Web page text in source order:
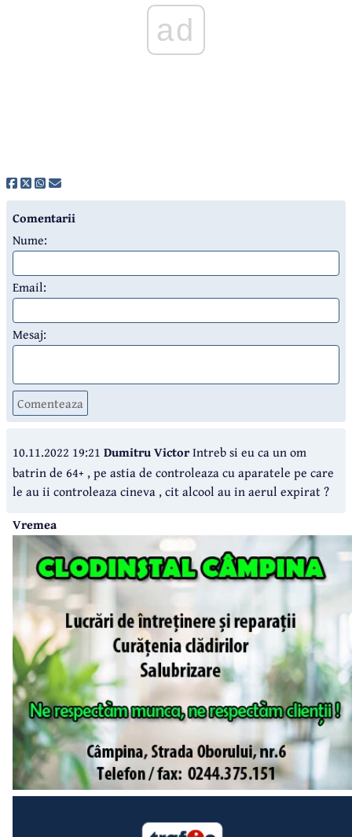
ad
Comentarii
Nume:
Email:
Mesaj:
Comenteaza
10.11.2022 19:21 Dumitru VictorIntreb si eu ca un om
batrin de 64+ , pe astia de controleaza cu aparatele pe care
le au ii controleaza cineva , cit alcool au in aerul expirat ?
Vremea